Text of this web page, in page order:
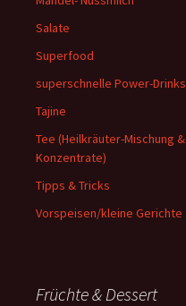
Salate
Superfood
superschnelle Power-Drinks
Tajine
Tee (Heilkräuter-Mischung &
Konzentrate)
Tipps & Tricks
Vorspeisen/kleine Gerichte
Früchte & Dessert